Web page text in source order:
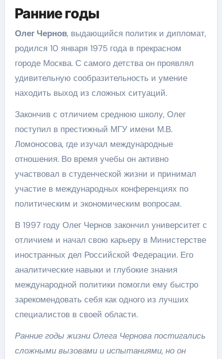
Ранние годы
Олег Чернов, выдающийся политик и дипломат,
родился 10 января 1975 года в прекрасном
городе Москва. С самого детства он проявлял
удивительную сообразительность и умение
находить выход из сложных ситуаций.
Закончив с отличием среднюю школу, Олег
поступил в престижный МГУ имени М.В.
Ломоносова, где изучал международные
отношения. Во время учебы он активно
участвовал в студенческой жизни и принимал
участие в международных конференциях по
политическим и экономическим вопросам.
В 1997 году Олег Чернов закончил университет с
отличием и начал свою карьеру в Министерстве
иностранных дел Российской Федерации. Его
аналитические навыки и глубокие знания
международной политики помогли ему быстро
зарекомендовать себя как одного из лучших
специалистов в своей области.
Ранние годы жизни Олега Чернова постигались
сложными вызовами и испытаниями, но он